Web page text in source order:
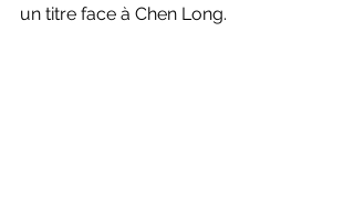
un titre face à Chen Long.